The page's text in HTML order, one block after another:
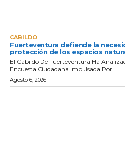
CABILDO
Fuerteventura defiende la
protección de los espacios
El Cabildo De Fuerteventura Ha
Encuesta Ciudadana Impulsada Por...
Agosto 6, 2026